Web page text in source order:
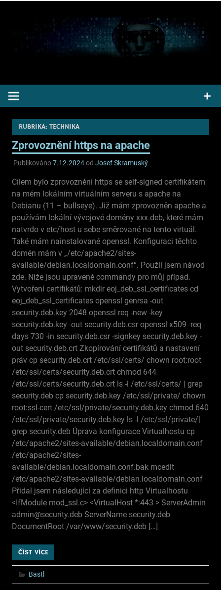
obsah
RUBRIKA: TECHNIKA
Zprovoznění https na apache
Publikováno7.12.2024od Josef Skramuský
Cílem bylo zprovoznění https se self-signed certifikátem
na mém lokálním virtuálním serveru s apache na
Debianu (11 – bullseye). Již mám zprovozněn apache a
používám lokální vývojové domény xxx.deb, které mám
natvrdo v etc/host u sebe směrované na tento virtuál.
Také mám nainstalované openssl. Konfiguraci těchto
domén mám v „/etc/apache2/sites-
available/debian.localdomain.conf“. Použil jsem návod
zde. Níže jsou upravené commandy pro můj případ.
Vytvoření certifikátů: mkdir eoj_deb_ssl_certificates cd
eoj_deb_ssl_certificates openssl genrsa -out
security.deb.key 2048 openssl req -new -key
security.deb.key -out security.deb.csr openssl x509 -req -
days 730 -in security.deb.csr -signkey security.deb.key -
out security.deb.crt Zkopírování certifikátů a nastavení
práv cp security.deb.crt /etc/ssl/certs/ chown root:root
/etc/ssl/certs/security.deb.crt chmod 644
/etc/ssl/certs/security.deb.crt ls -l /etc/ssl/certs/ | grep
security.deb cp security.deb.key /etc/ssl/private/ chown
root:ssl-cert /etc/ssl/private/security.deb.key chmod 640
/etc/ssl/private/security.deb.key ls -l /etc/ssl/private/|
grep security.deb Úprava konfigurace Virtualhostu cp
/etc/apache2/sites-available/debian.localdomain.conf
/etc/apache2/sites-
available/debian.localdomain.conf.bak mcedit
/etc/apache2/sites-available/debian.localdomain.conf
Přidal jsem následující za definici http Virtualhostu
<IfModule mod_ssl.c> <VirtualHost *:443 > ServerAdmin
admin@security.deb ServerName security.deb
DocumentRoot /var/www/security.deb […]
ČÍST VÍCE
Bastl